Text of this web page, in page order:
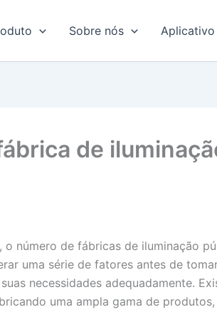
Sobre nós Aplicativo
de
, o número de fábricas de iluminação
uma série de fatores antes de
necessidades adequadamente.
uma ampla gama de